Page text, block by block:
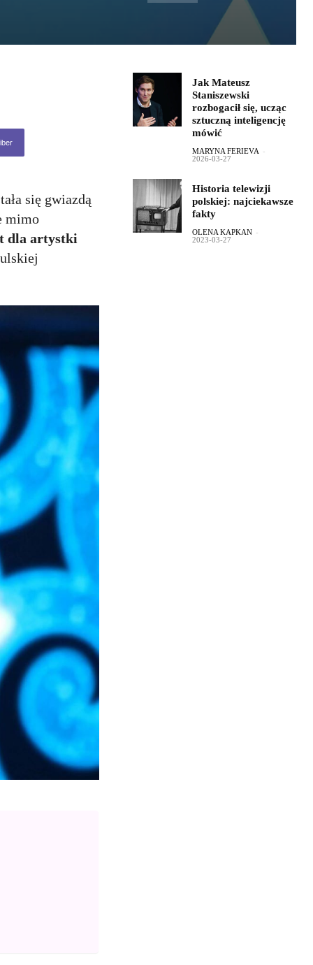
się gwiazdą
mimo
dla artystki
Jak Mateusz
Staniszewski
rozbogacił się, ucząc
sztuczną inteligencję
mówić
MARYNA FERIEVA -
2026-03-27
Historia telewizji
polskiej: najciekawsze
fakty
OLENA KAPKAN -
2023-03-27